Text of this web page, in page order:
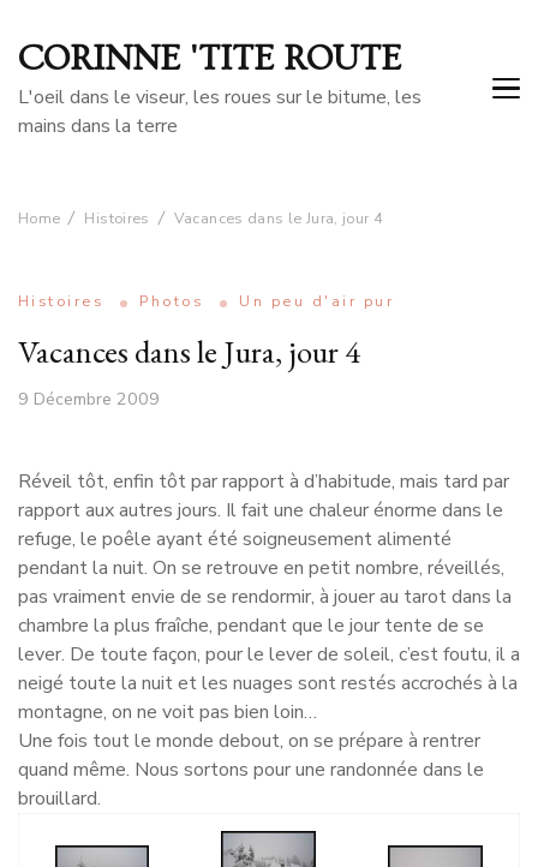
CORINNE 'TITE ROUTE
L'oeil dans le viseur, les roues sur le bitume, les
mains dans la terre
Home Histoires Vacances dans le Jura, jour 4
Histoires Photos Un peu d'air pur
Vacances dans le Jura, jour 4
9 Décembre 2009
Réveil tôt, enfin tôt par rapport à d’habitude, mais tard par
rapport aux autres jours. Il fait une chaleur énorme dans le
refuge, le poêle ayant été soigneusement alimenté
pendant la nuit. On se retrouve en petit nombre, réveillés,
pas vraiment envie de se rendormir, à jouer au tarot dans la
chambre la plus fraîche, pendant que le jour tente de se
lever. De toute façon, pour le lever de soleil, c’est foutu, il a
neigé toute la nuit et les nuages sont restés accrochés à la
montagne, on ne voit pas bien loin…
Une fois tout le monde debout, on se prépare à rentrer
quand même. Nous sortons pour une randonnée dans le
brouillard.